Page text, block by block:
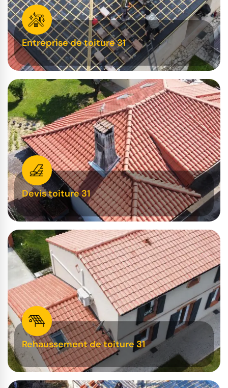
Entreprise de toiture 31
Devis toiture 31
Rehaussement de toiture 31